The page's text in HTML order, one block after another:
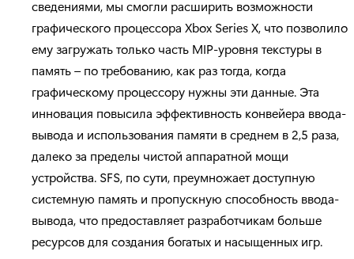
сведениями, мы смогли расширить возможности
графического процессора Xbox Series X, что позволило
ему загружать только часть MIP-уровня текстуры в
память – по требованию, как раз тогда, когда
графическому процессору нужны эти данные. Эта
инновация повысила эффективность конвейера ввода-
вывода и использования памяти в среднем в 2,5 раза,
далеко за пределы чистой аппаратной мощи
устройства. SFS, по сути, преумножает доступную
системную память и пропускную способность ввода-
вывода, что предоставляет разработчикам больше
ресурсов для создания богатых и насыщенных игр.